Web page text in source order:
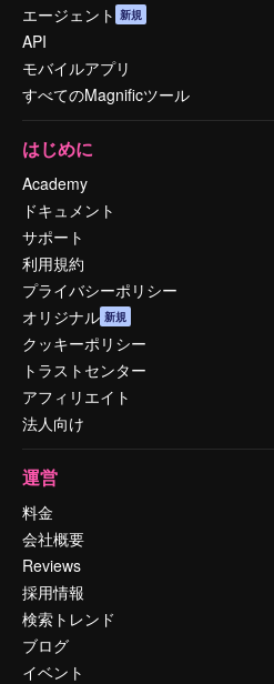
エージェント 新規
API
モバイルアプリ
すべてのMagnificツール
はじめに
Academy
ドキュメント
サポート
利用規約
プライバシーポリシー
オリジナル 新規
クッキーポリシー
トラストセンター
アフィリエイト
法人向け
運営
料金
会社概要
Reviews
採用情報
検索トレンド
ブログ
イベント